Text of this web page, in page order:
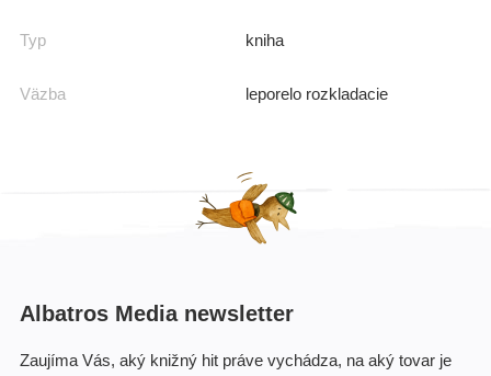
Typ kniha
Väzba leporelo rozkladacie
Albatros Media newsletter
Zaujíma Vás, aký knižný hit práve vychádza, na aký tovar je